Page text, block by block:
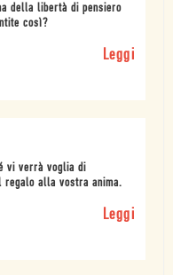
della libertà di pensiero
così?
Leggi
vi verrà voglia di
regalo alla vostra anima.
Leggi